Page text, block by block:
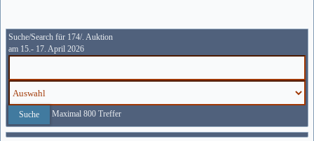
Suche/Search für 174/. Auktion
am 15.- 17. April 2026
Maximal 800 Treffer